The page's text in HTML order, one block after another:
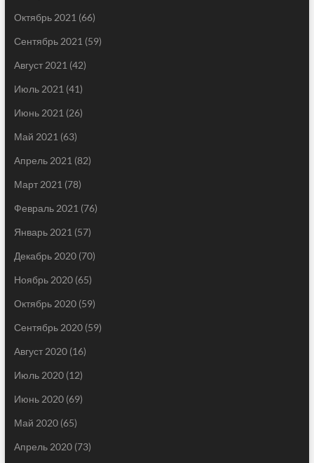
Октябрь 2021 (66)
Сентябрь 2021 (59)
Август 2021 (42)
Июль 2021 (41)
Июнь 2021 (26)
Май 2021 (63)
Апрель 2021 (82)
Март 2021 (78)
Февраль 2021 (76)
Январь 2021 (57)
Декабрь 2020(70)
Ноябрь 2020(65)
Октябрь 2020(59)
Сентябрь 2020(59)
Август 2020(16)
Июль 2020(12)
Июнь 2020(69)
Май 2020(65)
Апрель 2020(73)